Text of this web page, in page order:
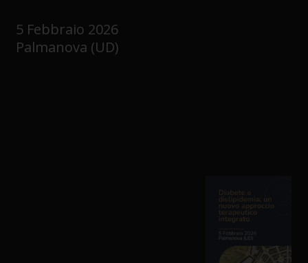
5 Febbraio 2026
Palmanova (UD)